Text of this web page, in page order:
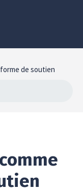
de soutien